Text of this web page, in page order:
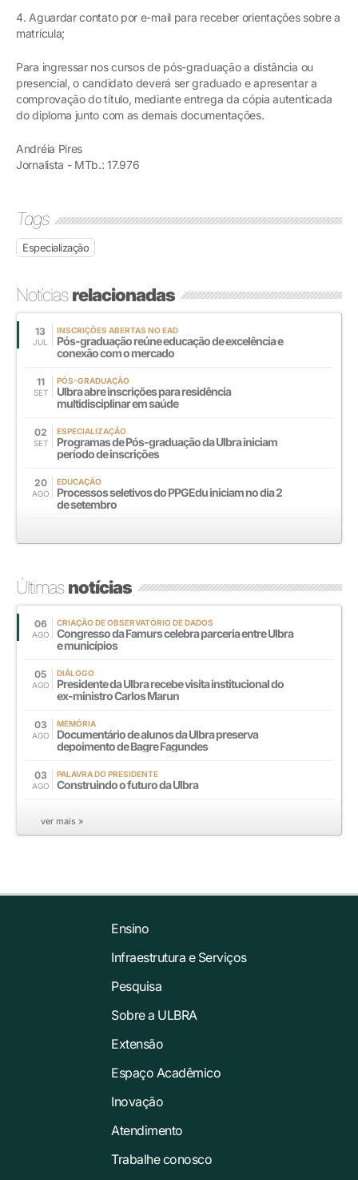
4. Aguardar contato por e-mail para receber orientações sobre a
matrícula;
Para ingressar nos cursos de pós-graduação a distância ou
presencial, o candidato deverá ser graduado e apresentar a
comprovação do título, mediante entrega da cópia autenticada
do diploma junto com as demais documentações.
Andréia Pires
Jornalista - MTb.: 17.976
Tags
Especialização
Notíciasrelacionadas
13
JUL
INSCRIÇÕES ABERTAS NO EAD
Pós-graduação reúne educação de excelência e
conexão com o mercado
11
SET
PÓS-GRADUAÇÃO
Ulbra abre inscrições para residência
multidisciplinar em saúde
02
SET
ESPECIALIZAÇÃO
Programas de Pós-graduação da Ulbra iniciam
período de inscrições
20
AGO
EDUCAÇÃO
Processos seletivos do PPGEdu iniciam no dia 2
de setembro
Últimasnotícias
06
AGO
CRIAÇÃO DE OBSERVATÓRIO DE DADOS
Congresso da Famurs celebra parceria entre Ulbra
e municípios
05
AGO
DIÁLOGO
Presidente da Ulbra recebe visita institucional do
ex-ministro Carlos Marun
03
AGO
MEMÓRIA
Documentário de alunos da Ulbra preserva
depoimento de Bagre Fagundes
03
AGO
PALAVRA DO PRESIDENTE
Construindo o futuro da Ulbra
ver mais »
Ensino
Infraestrutura e Serviços
Pesquisa
Sobre a ULBRA
Extensão
Espaço Acadêmico
Inovação
Atendimento
Trabalhe conosco